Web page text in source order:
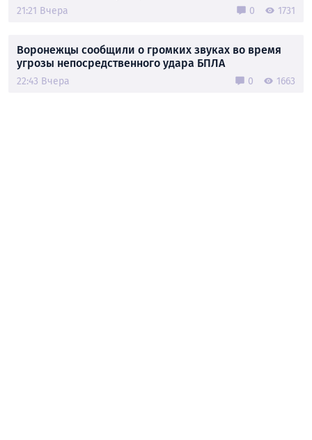
21:21 Вчера 0 1731
Воронежцы сообщили о громких звуках во время
угрозы непосредственного удара БПЛА
22:43 Вчера 0 1663